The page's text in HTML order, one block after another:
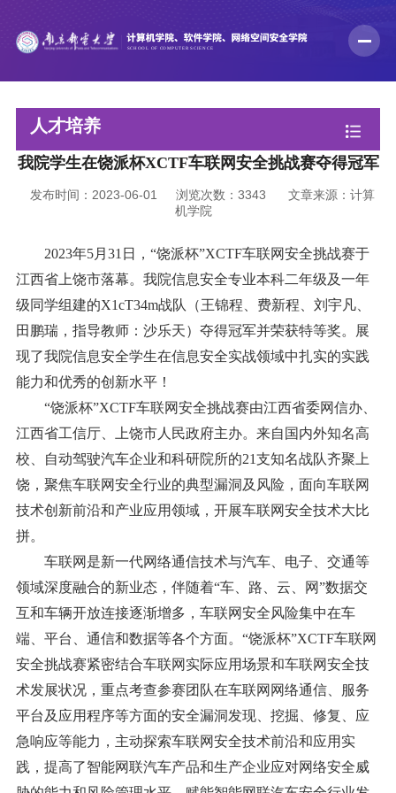
人才培养
我院学生在饶派杯XCTF车联网安全挑战赛夺得冠军
发布时间：2023-06-01 浏览次数：3343
文章来源：计算
机学院
2023年5月31日，“饶派杯”XCTF车联网安全挑战赛于
江西省上饶市落幕。我院信息安全专业本科二年级及一年
级同学组建的X1cT34m战队（王锦程、费新程、刘宇凡、
田鹏瑞， 指导教师： 沙乐天）夺得冠军并荣获特等奖。展
现了我院信息安全学生在信息安全实战领域中扎实的实践
能力和优秀的创新水平！
“饶派杯”XCTF车联网安全挑战赛由江西省委网信办、
江西省工信厅、上饶市人民政府主办。 来自国内外知名高
校、自动驾驶汽车企业和科研院所的21支知名战队齐聚上
饶，聚焦车联网安全行业的典型漏洞及风险，面向车联网
技术创新前沿和产业应用领域，开展车联网安全技术大比
拼。
车联网是新一代网络通信技术与汽车、电子、交通等
领域深度融合的新业态，伴随着“车、路、云、网”数据交
互和车辆开放连接逐渐增多，车联网安全风险集中在车
端、平台、通信和数据等各个方面。 “饶派杯”XCTF车联网
安全挑战赛紧密结合车联网实际应用场景和车联网安全技
术发展状况， 重点考查参赛团队在车联网网络通信、服务
平台及应用程序等方面的安全漏洞发现、挖掘、修复、应
急响应等能力 ，主动探索车联网安全技术前沿和应用实
践，提高了智能网联汽车产品和生产企业应对网络安全威